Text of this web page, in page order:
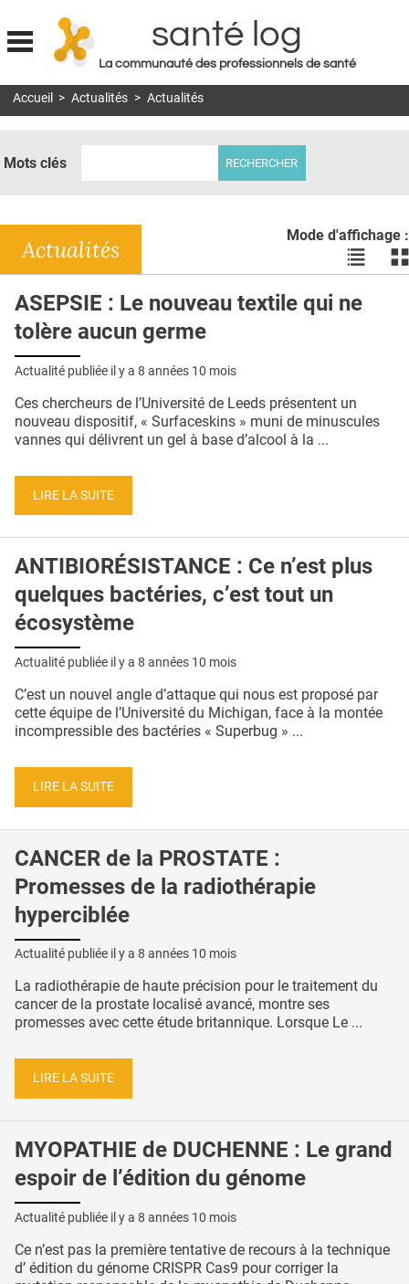
Jump to navigation
santé log
La communauté des professionnels de santé
MON COMPTE
DOSSIERS
RÉSEAUX
E-REVUE SAD
QUI SOMMES-NOUS ?
CONDITIONS GÉNÉRALES
CRÉDITS
Accueil > Actualités > Actualités
Mots clés
Mode d'affichage :
Voir
les
en
les
Actualités
ASEPSIE : Le nouveau textile qui ne
tolère aucun germe
Actualité publiée il y a 8 années 10 mois
Ces chercheurs de l’Université de Leeds présentent un
nouveau dispositif, « Surfaceskins » muni de minuscules
vannes qui délivrent un gel à base d’alcool à la ...
LIRE LA SUITE
ANTIBIORÉSISTANCE : Ce n’est plus
quelques bactéries, c’est tout un
écosystème
Actualité publiée il y a 8 années 10 mois
C’est un nouvel angle d’attaque qui nous est proposé par
cette équipe de l’Université du Michigan, face à la montée
incompressible des bactéries « Superbug » ...
LIRE LA SUITE
CANCER de la PROSTATE :
Promesses de la radiothérapie
hyperciblée
Actualité publiée il y a 8 années 10 mois
La radiothérapie de haute précision pour le traitement du
cancer de la prostate localisé avancé, montre ses
promesses avec cette étude britannique. Lorsque Le ...
LIRE LA SUITE
MYOPATHIE de DUCHENNE : Le grand
espoir de l’édition du génome
Actualité publiée il y a 8 années 10 mois
Ce n’est pas la première tentative de recours à la technique
d’ édition du génome CRISPR Cas9 pour corriger la